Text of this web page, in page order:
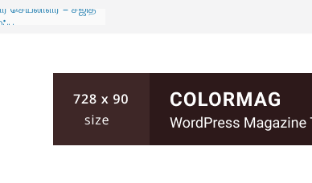
செயலாளர் – சஜித்
மக்களின்
புதிய
இந்திய
சந்திப்பு